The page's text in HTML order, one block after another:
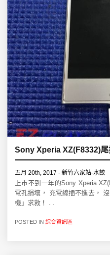
Sony Xperia XZ(F8332)
五月 20th, 2017 - 新竹六家站-水餃
上市不到一年的Sony Xperia
電孔損壞， 充電線插不進去，
機」求救！ . .
POSTED IN 綜合資訊區